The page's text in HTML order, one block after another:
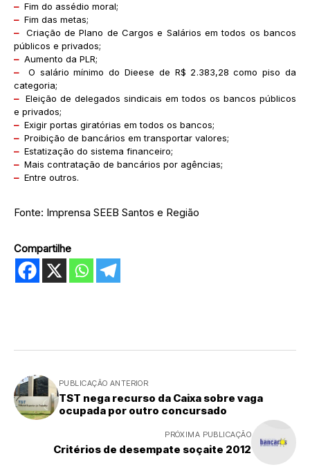
–Fim do assédio moral;
–Fim das metas;
–Criação de Plano de Cargos e Salários em todos os bancos
públicos e privados;
–Aumento da PLR;
–O salário mínimo do Dieese de R$ 2.383,28 como piso da
categoria;
– Eleição de delegados sindicais em todos os bancos públicos
e privados;
–Exigir portas giratórias em todos os bancos;
– Proibição de bancários em transportar valores;
–Estatização do sistema financeiro;
–Mais contratação de bancários por agências;
–Entre outros.
Fonte: Imprensa SEEB Santos e Região
Compartilhe
PUBLICAÇÃO ANTERIOR
TST nega recurso da Caixa sobre vaga
ocupada por outro concursado
PRÓXIMA PUBLICAÇÃO
Critérios de desempate soçaite 2012